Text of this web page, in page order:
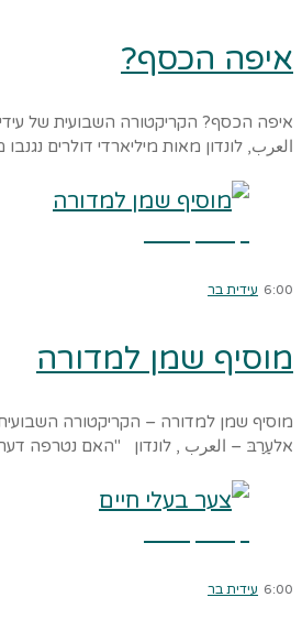
איפה הכסף?
איפה הכסף? הקריקטורה השבועית של
العرب, לונדון מאות מיליארדי דולרים
6:00 עידית בר
מוסיף שמן למדורה
מוסיף שמן למדורה – הקריקטורה השבועית
אלעַרַבּ – العرب , לונדון "האם נטרפה
6:00 עידית בר